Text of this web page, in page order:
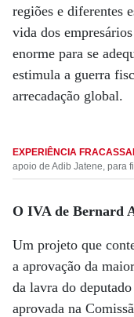
regiões e diferentes
vida dos
enorme para se
estimula a guerra
arrecadação global.
EXPERIÊNCIA
apoio de Adib Jatene, para
O IVA de Bernard
Um projeto que
a aprovação da
da lavra do
aprovada na